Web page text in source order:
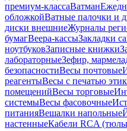
премиум-классаВатман
обложкойВатные палочки и
диски внешниеЖурналы
бумагВеера-кассыЗакладки
ноутбуковЗаписные книжки
лабораторныеЗефир,
безопасностиВесы почтовые
реагентыВесы с печатью
помещенийВесы торговые
системыВесы фасовочные
питанияВешалки напольные
настенныеКабели RCA